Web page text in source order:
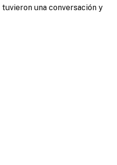
una conversación y